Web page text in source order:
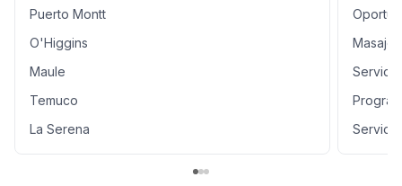
Puerto Montt
O'Higgins
Maule
Temuco
La Serena